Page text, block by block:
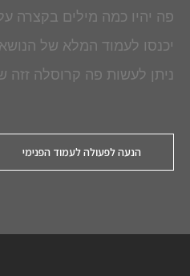
פה יהיו כמה מילים בקצרה
יכנסו לעמוד המלא של
ניתן לעשות פה קרוסלה זזה
הנעה לפעולה לעמוד הפנימי